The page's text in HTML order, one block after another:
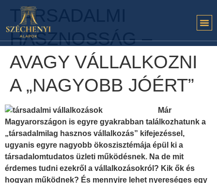
TÁRSADALMI
HASZNOSSÁG –
AVAGY VÁLLALKOZNI
A „NAGYOBB JÓÉRT”
Már
Magyarországon is egyre gyakrabban találkozhatunk a
„társadalmilag hasznos vállalkozás” kifejezéssel,
ugyanis egyre nagyobb ökoszisztémája épül ki a
társadalomtudatos üzleti működésnek. Na de mit
érdemes tudni ezekről a vállalkozásokról? Kik ők és
hogyan működnek? És mennyire lehet nyereséges egy